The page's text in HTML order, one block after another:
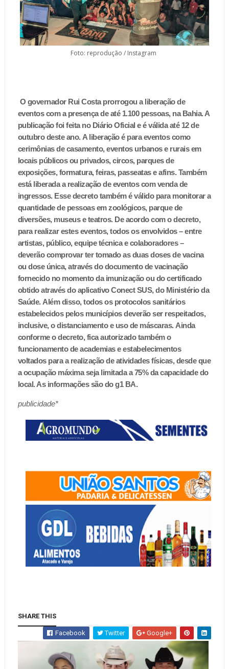
Foto: reprodução / Instagram
O governador Rui Costa prorrogou a liberação de
eventos com a presença de até 1.100 pessoas, na Bahia. A
publicação foi feita no Diário Oficial e é válida até 12 de
outubro deste ano. A liberação é para eventos como
cerimônias de casamento, eventos urbanos e rurais em
locais públicos ou privados, circos, parques de
exposições, formatura, feiras, passeatas e afins. Também
está liberada a realização de eventos com venda de
ingressos. Esse decreto também é válido para monitorar a
quantidade de pessoas em zoológicos, parque de
diversões, museus e teatros. De acordo com o decreto,
para realizar estes eventos, todos os envolvidos – entre
artistas, público, equipe técnica e colaboradores –
deverão comprovar ter tomado as duas doses de vacina
ou dose única, através do documento de vacinação
fornecido no momento da imunização ou do certificado
obtido através do aplicativo Conect SUS, do Ministério da
Saúde. Além disso, todos os protocolos sanitários
estabelecidos pelos municípios deverão ser respeitados,
inclusive, o distanciamento e uso de máscaras. Ainda
conforme o decreto, fica autorizado também o
funcionamento de academias e estabelecimentos
voltados para a realização de atividades físicas, desde que
a ocupação máxima seja limitada a 75% da capacidade do
local. As informações são do g1 BA.
publicidade*
SHARE THIS
Facebook Twitter Google+